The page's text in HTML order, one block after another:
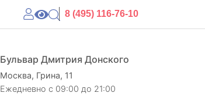
8 (495) 116-76-10
Бульвар Дмитрия Донского
Москва, Грина, 11
Ежедневно c 09:00 до 21:00